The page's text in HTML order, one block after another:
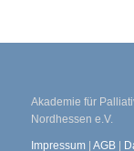
Akademie für
Nordhessen e.V.
Impressum| AGB